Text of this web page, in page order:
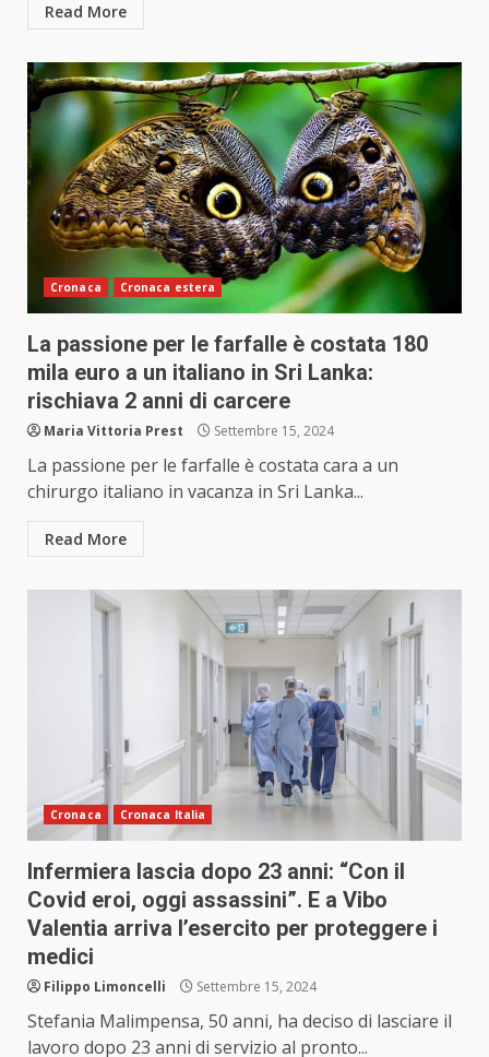
Read More
Cronaca Cronaca estera
La passione per le farfalle è costata 180
mila euro a un italiano in Sri Lanka:
rischiava 2 anni di carcere
Maria Vittoria Prest Settembre 15, 2024
La passione per le farfalle è costata cara a un
chirurgo italiano in vacanza in Sri Lanka...
Read More
Cronaca Cronaca Italia
Infermiera lascia dopo 23 anni: “Con il
Covid eroi, oggi assassini”. E a Vibo
Valentia arriva l’esercito per proteggere i
medici
Filippo Limoncelli Settembre 15, 2024
Stefania Malimpensa, 50 anni, ha deciso di lasciare il
lavoro dopo 23 anni di servizio al pronto...